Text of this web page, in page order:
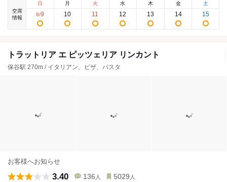
空席
情報
日
8/9
月
10
火
11
水
12
木
13
金
14
土
15
トラットリア エ ピッツェリア リンカント
保谷駅 270m / イタリアン、ピザ、パスタ
お客様へお知らせ
3.40 136 人 5029 人